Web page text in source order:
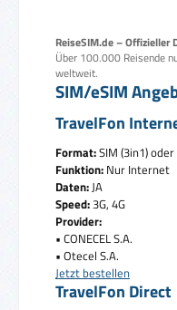
ReiseSIM.de –
Über 100.000 Reisende
weltweit.
SIM/eSIM
TravelFon
Format:SIM (3in1) oder
Funktion: Nur Internet
Daten: JA
Speed:3G, 4G
Provider:
• CONECEL S.A.
• Otecel S.A.
Jetzt bestellen
TravelFon Direct